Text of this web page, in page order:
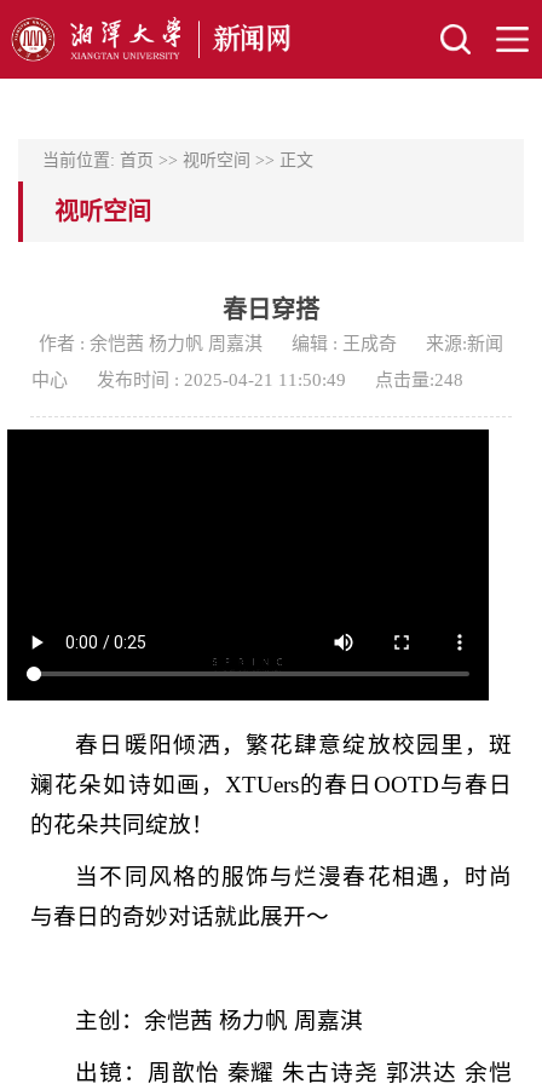
当前位置: 首页 >> 视听空间 >> 正文
视听空间
春日穿搭
作者 : 余恺茜 杨力帆 周嘉淇 编辑 : 王成奇
来源:新闻
中心
发布时间 : 2025-04-21 11:50:49 点击量:248
春日暖阳倾洒，繁花肆意绽放校园里，斑
斓花朵如诗如画，XTUers的春日OOTD与春日
的花朵共同绽放！
当不同风格的服饰与烂漫春花相遇，时尚
与春日的奇妙对话就此展开～
主创：余恺茜 杨力帆 周嘉淇
出镜：周歆怡 秦耀 朱古诗尧 郭洪达 余恺